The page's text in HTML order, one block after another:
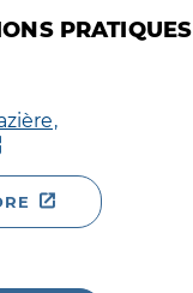
PRATIQUES